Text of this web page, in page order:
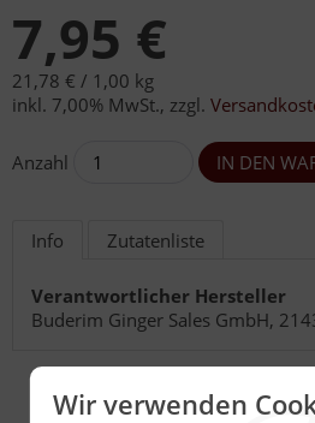
Wir verwenden
7,95 €
21,78 € / 1,00 kg
inkl. 7,00% MwSt., zzgl.
Anzahl
Info Zutatenliste
Verantwortlicher Hersteller
Buderim Ginger Sales GmbH,